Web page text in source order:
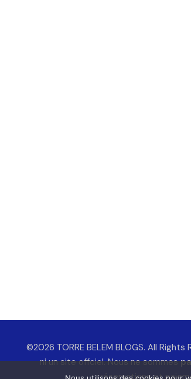
©2026 TORRE BELEM BLOGS. All
ni un site offciel. Nous ne sommes